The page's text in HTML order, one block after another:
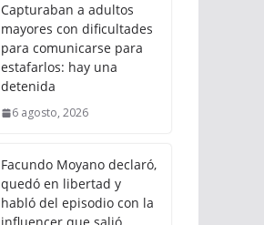
Capturaban a adultos
mayores con dificultades
para comunicarse para
estafarlos: hay una
detenida
6 agosto, 2026
Facundo Moyano declaró,
quedó en libertad y
habló del episodio con la